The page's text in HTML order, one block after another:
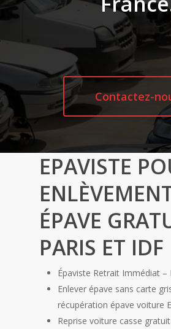
Contactez-
EPAVISTE
ÉPAVE
PARIS ET IDF
Épaviste Retrait Immédiat –
Enlever épave sans carte
récupération épave voiture
Reprise voiture casse